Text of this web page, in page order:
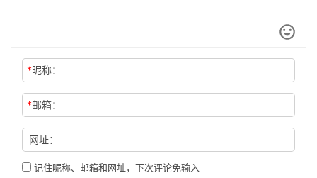
*昵称：
*邮箱：
网址：
记住昵称、邮箱和网址，下次评论免输入